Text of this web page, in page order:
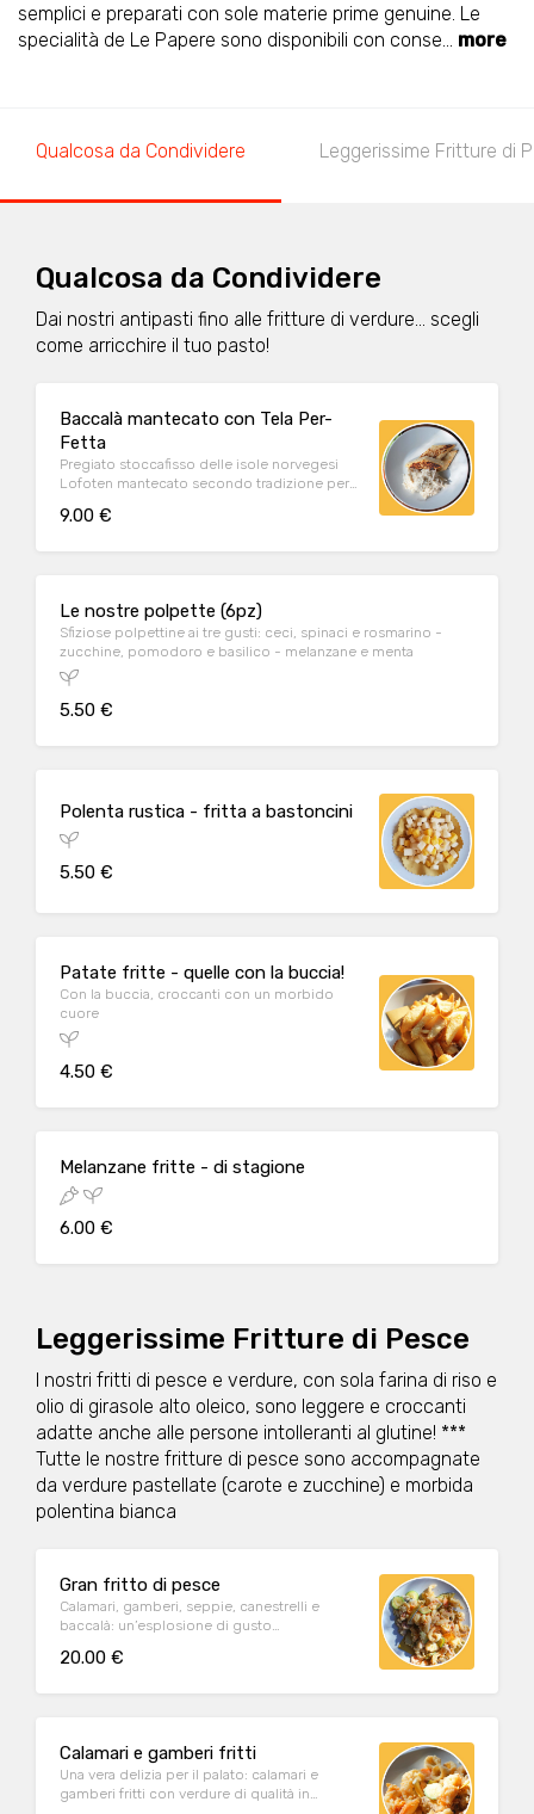
semplici e preparati con sole materie prime genuine. Le
specialità de Le Papere sono disponibili con conse... more
Qualcosa da Condividere Leggerissime Fritture di
Qualcosa da Condividere
Dai nostri antipasti fino alle fritture di verdure... scegli
come arricchire il tuo pasto!
Baccalà mantecato con Tela Per-
Fetta
Pregiato stoccafisso delle isole norvegesi
Lofoten mantecato secondo tradizione per
Accompagnato da crostini artigianali e
9.00 €
Le nostre polpette (6pz)
Sfiziose polpettine ai tre gusti: ceci, spinaci e rosmarino -
zucchine, pomodoro e basilico - melanzane e menta
5.50 €
Polenta rustica - fritta a bastoncini
5.50 €
Patate fritte - quelle con la buccia!
Con la buccia, croccanti con un morbido
cuore
4.50 €
Melanzane fritte - di stagione
6.00 €
Leggerissime Fritture di Pesce
I nostri fritti di pesce e verdure, con sola farina di riso e
olio di girasole alto oleico, sono leggere e croccanti
adatte anche alle persone intolleranti al glutine! ***
Tutte le nostre fritture di pesce sono accompagnate
da verdure pastellate (carote e zucchine) e morbida
polentina bianca
Gran fritto di pesce
Calamari, gamberi, seppie, canestrelli e
baccalà: un’esplosione di gusto
pastellate e morbida polenta bianca
20.00 €
Calamari e gamberi fritti
Una vera delizia per il palato: calamari e
gamberi fritti con verdure di qualità in